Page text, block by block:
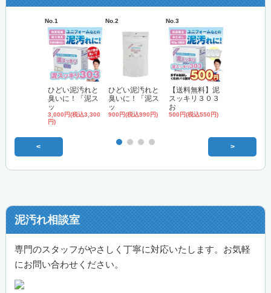
No.1
ひどい泥汚れと
臭いに！「泥ス
ッ
3,000円(税込3,300
円)
No.2
ひどい泥汚れと
臭いに！「泥ス
ッ
900円(税込990円)
No.3
【送料無料】泥
スッキリ３０３
お
500円(税込550円)
< >
泥汚れ相談室
専門のスタッフがやさしく丁寧に対応いたします。お気軽
にお問い合わせください。